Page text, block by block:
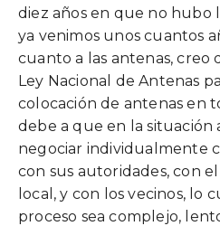
diez años en que no hubo
ya venimos unos cuantos
cuanto a las antenas, creo
Ley Nacional de Antenas
colocación de antenas en
debe a que en la situación
negociar individualmente
con sus autoridades, con
local, y con los vecinos, lo
proceso sea complejo,